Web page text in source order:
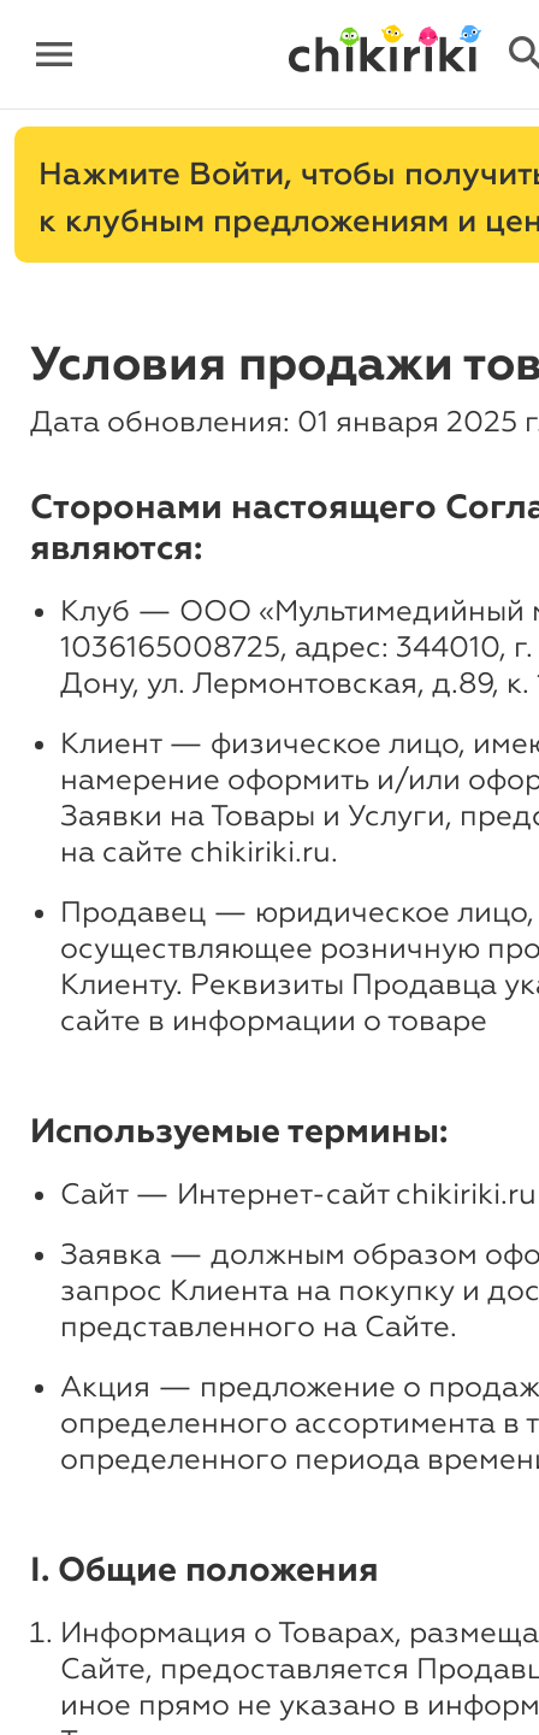
menu
Нажмите
, чтобы
к клубным предложениям и
Условия продажи
Дата обновления: 01 января 2025
Сторонами настоящего
являются:
Клуб — ООО «Мультимедийный
1036165008725, адрес: 344010,
Дону, ул. Лермонтовская, д.89, к.
Клиент — физическое лицо,
намерение оформить и/или
Заявки на Товары и Услуги,
на сайте chikiriki.ru.
Продавец — юридическое лицо,
осуществляющее розничную
Клиенту. Реквизиты Продавца
сайте в информации о товаре
Используемые термины:
Сайт — Интернет-сайт chikiriki.ru
Заявка — должным образом
запрос Клиента на покупку и
представленного на Сайте.
Акция — предложение о
определенного ассортимента в
определенного периода
I. Общие положения
Информация о Товарах,
Сайте, предоставляется
иное прямо не указано в